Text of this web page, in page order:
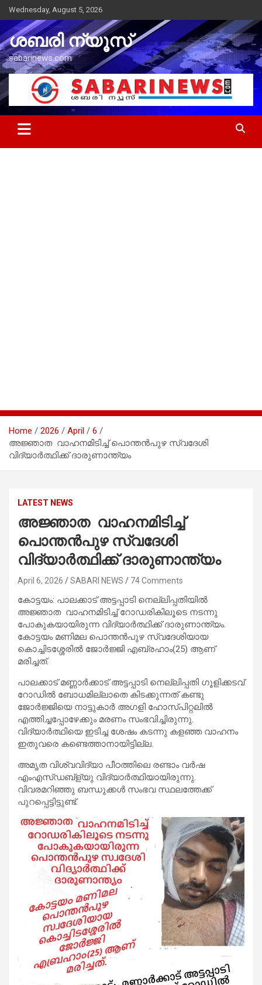
Skip
to
content
Wednesday, August 5, 2026
ശബരി ന്യൂസ്
sabarinews.com
Home 2026 April
6
അജ്ഞാത വാഹനമിടിച്ച് പൊന്തൻപുഴ സ്വദേശി
വിദ്യാർത്ഥിക്ക് ദാരുണാന്ത്യം
LATEST NEWS
അജ്ഞാത വാഹനമിടിച്ച്
പൊന്തൻപുഴ സ്വദേശി
വിദ്യാർത്ഥിക്ക് ദാരുണാന്ത്യം
April 6, 2026 SABARI NEWS 74 Comments
കോട്ടയം: പാലക്കാട് അട്ടപ്പാടി നെല്ലിപ്പതിയിൽ
അജ്ഞാത വാഹനമിടിച്ച് റോഡരികിലൂടെ നടന്നു
പോകുകയായിരുന്ന വിദ്യാർത്ഥിക്ക് ദാരുണാന്ത്യം.
കോട്ടയം മണിമല പൊന്തൻപുഴ സ്വദേശിയായ
കൊച്ചിടശ്ശേരിൽ ജോർജ്ജി എബ്രഹാം(25) ആണ്
മരിച്ചത്.
പാലക്കാട് മണ്ണാർക്കാട് അട്ടപ്പാടി നെല്ലിപ്പതി ഗൂളിക്കടവ്
റോഡിൽ ബോധമില്ലാതെ കിടക്കുന്നത് കണ്ടു
ജോർജ്ജിയെ നാട്ടുകാർ അഗളി ഹോസ്പിറ്റലിൽ
എത്തിച്ചപ്പോഴേക്കും മരണം സംഭവിച്ചിരുന്നു.
വിദ്യാർത്ഥിയെ ഇടിച്ച ശേഷം കടന്നു കളഞ്ഞ വാഹനം
ഇതുവരെ കണ്ടെത്താനായിട്ടില്ല.
അമൃത വിശ്വവിദ്യാ പീഠത്തിലെ രണ്ടാം വർഷ
എംഎസ്ഡബ്ള്യു വിദ്യാർത്ഥിയായിരുന്നു.
വിവരമറിഞ്ഞു ബന്ധുക്കൾ സംഭവ സ്ഥലത്തേക്ക്
പുറപ്പെട്ടിട്ടുണ്ട്.